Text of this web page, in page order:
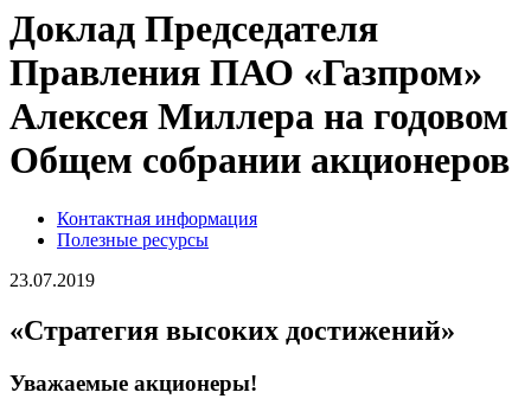
Доклад Председателя
Правления ПАО «Газпром»
Алексея Миллера на годовом
Общем собрании акционеров
Контактная информация
Полезные ресурсы
23.07.2019
«Стратегия высоких достижений»
Уважаемые акционеры!